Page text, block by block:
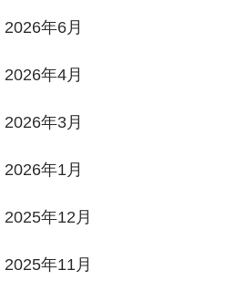
2026年6月
2026年4月
2026年3月
2026年1月
2025年12月
2025年11月